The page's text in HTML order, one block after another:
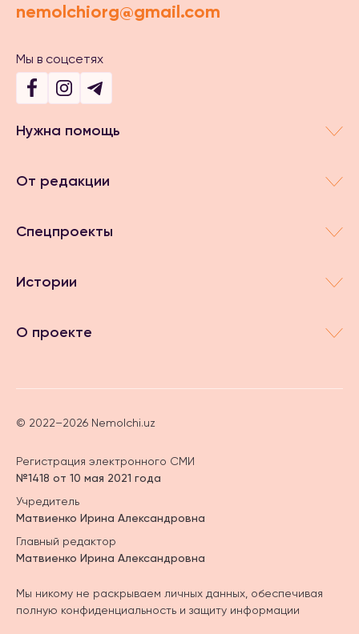
nemolchiorg@gmail.com
Мы в соцсетях
Нужна помощь
От редакции
Спецпроекты
Истории
О проекте
© 2022–2026 Nemolchi.uz
Регистрация электронного СМИ
№1418 от 10 мая 2021 года
Учредитель
Матвиенко Ирина Александровна
Главный редактор
Матвиенко Ирина Александровна
Мы никому не раскрываем личных данных, обеспечивая
полную конфиденциальность и защиту информации